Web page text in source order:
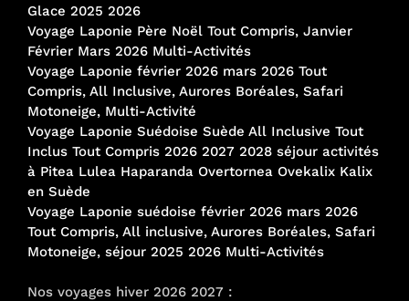
Glace 2025 2026
Voyage Laponie Père Noël Tout Compris, Janvier
Février Mars 2026 Multi-Activités
Voyage Laponie février 2026 mars 2026 Tout
Compris, All Inclusive, Aurores Boréales, Safari
Motoneige, Multi-Activité
Voyage Laponie Suédoise Suède All Inclusive Tout
Inclus Tout Compris 2026 2027 2028 séjour activités
à Pitea Lulea Haparanda Overtornea Ovekalix Kalix
en Suède
Voyage Laponie suédoise février 2026 mars 2026
Tout Compris, All inclusive, Aurores Boréales, Safari
Motoneige, séjour 2025 2026 Multi-Activités
Nos voyages hiver 2026 2027 :